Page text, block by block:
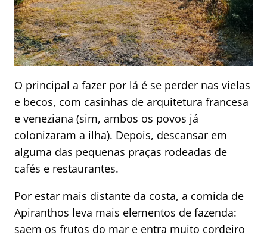
O principal a fazer por lá é se perder nas vielas
e becos, com casinhas de arquitetura francesa
e veneziana (sim, ambos os povos já
colonizaram a ilha). Depois, descansar em
alguma das pequenas praças rodeadas de
cafés e restaurantes.
Por estar mais distante da costa, a comida de
Apiranthos leva mais elementos de fazenda:
saem os frutos do mar e entra muito cordeiro